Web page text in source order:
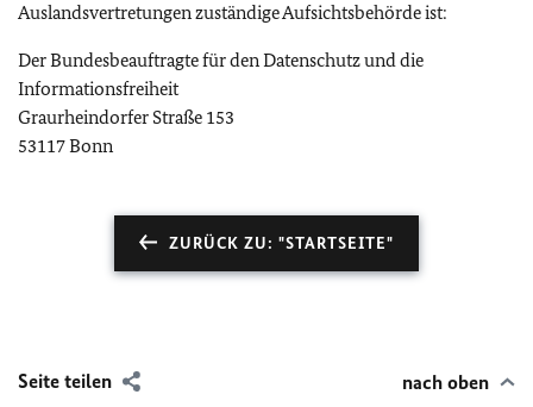
Auslandsvertretungen zuständige Aufsichtsbehörde ist:
Der Bundesbeauftragte für den Datenschutz und die
Informationsfreiheit
Graurheindorfer Straße 153
53117 Bonn
ZURÜCK ZU: "STARTSEITE"
Seite teilen nach oben